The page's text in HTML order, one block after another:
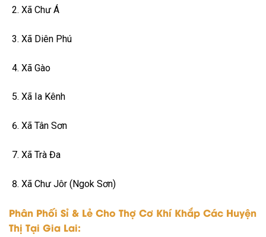
Xã Chư Á
Xã Diên Phú
Xã Gào
Xã I a Kênh
Xã Tân Sơn
Xã Trà Đa
Xã Chư Jôr (Ngok Sơn)
Phân Phối Sỉ & Lẻ Cho Thợ Cơ Khí Khắp Các Huyện
Thị Tại Gia Lai: